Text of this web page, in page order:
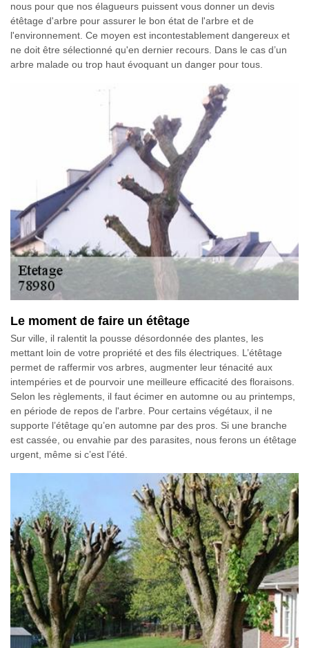
nous pour que nos élagueurs puissent vous donner un devis
étêtage d'arbre pour assurer le bon état de l'arbre et de
l'environnement. Ce moyen est incontestablement dangereux et
ne doit être sélectionné qu'en dernier recours. Dans le cas d’un
arbre malade ou trop haut évoquant un danger pour tous.
Le moment de faire un étêtage
Sur ville, il ralentit la pousse désordonnée des plantes, les
mettant loin de votre propriété et des fils électriques. L’étêtage
permet de raffermir vos arbres, augmenter leur ténacité aux
intempéries et de pourvoir une meilleure efficacité des floraisons.
Selon les règlements, il faut écimer en automne ou au printemps,
en période de repos de l'arbre. Pour certains végétaux, il ne
supporte l’étêtage qu’en automne par des pros. Si une branche
est cassée, ou envahie par des parasites, nous ferons un étêtage
urgent, même si c’est l’été.